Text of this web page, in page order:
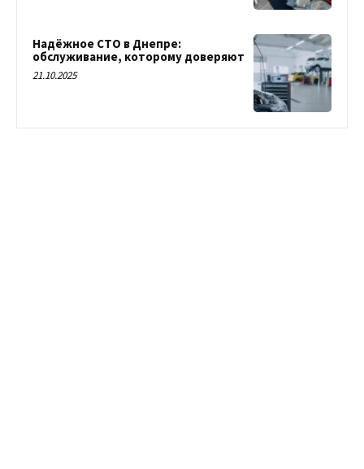
Надёжное СТО в Днепре:
обслуживание, которому доверяют
21.10.2025